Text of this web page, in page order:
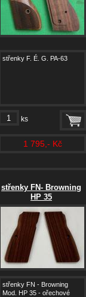
střenky F. É. G. PA-63
ks
1 795,- Kč
střenky FN- Browning
HP 35
střenky FN - Browning
Mod. HP 35 - ořechové